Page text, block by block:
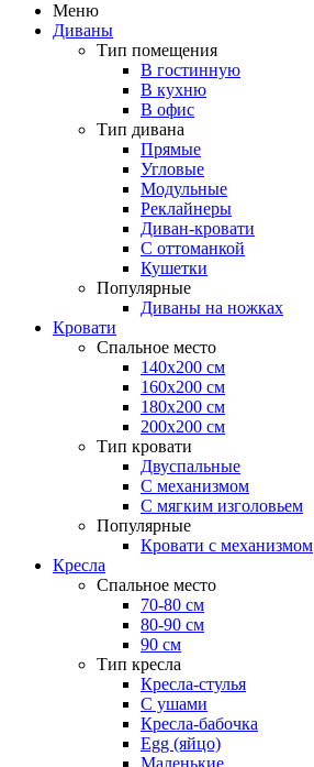
Меню
Диваны
Тип помещения
В гостинную
В кухню
В офис
Тип дивана
Прямые
Угловые
Модульные
Реклайнеры
Диван-кровати
С оттоманкой
Кушетки
Популярные
Диваны на ножках
Кровати
Спальное место
140х200 см
160х200 см
180х200 см
200х200 см
Тип кровати
Двуспальные
С механизмом
С мягким изголовьем
Популярные
Кровати с механизмом
Кресла
Спальное место
70-80 см
80-90 см
90 см
Тип кресла
Кресла-стулья
С ушами
Кресла-бабочка
Egg (яйцо)
Маленькие